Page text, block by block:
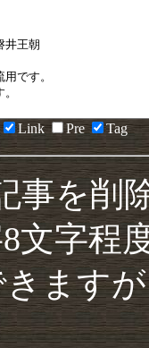
Link Pre Tag
事を削
文字程
ます